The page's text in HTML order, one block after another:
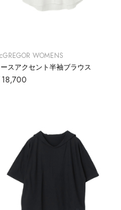
WOMENS
スアクセント半袖ブラウス
18,700